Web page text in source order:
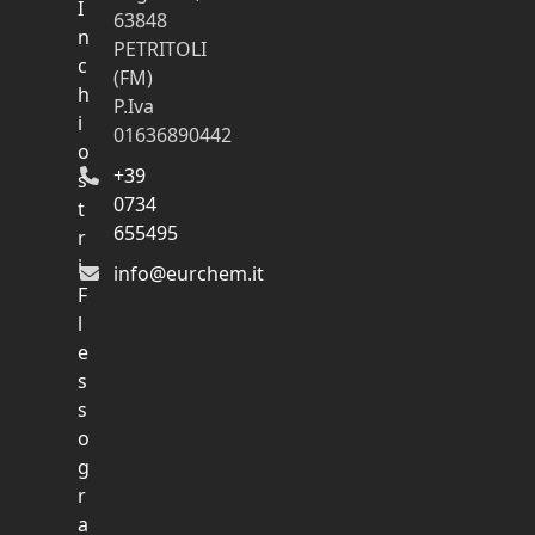
63848
PETRITOLI
(FM)
P.Iva
01636890442
+39
0734
655495
info@eurchem.it
I
n
c
h
i
o
s
t
r
i
F
l
e
s
s
o
g
r
a